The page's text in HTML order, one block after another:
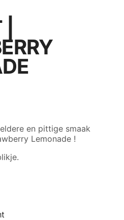
en pittige smaak
Lemonade !